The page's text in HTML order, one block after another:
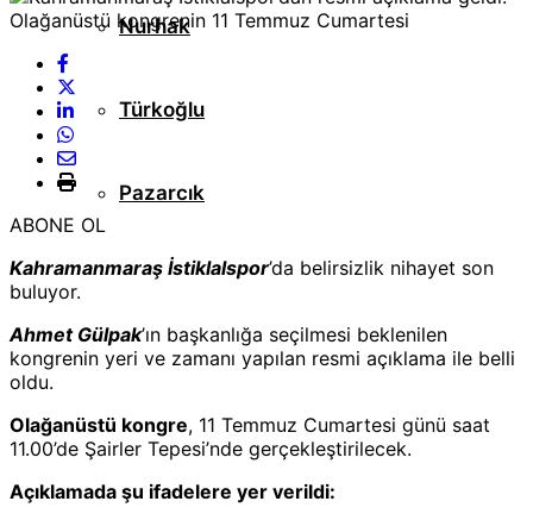
Nurhak
Türkoğlu
Pazarcık
ABONE OL
Kahramanmaraş İstiklalspor’da belirsizlik nihayet son
buluyor.
Ahmet Gülpak’ın başkanlığa seçilmesi beklenilen
kongrenin yeri ve zamanı yapılan resmi açıklama ile belli
oldu.
Olağanüstü kongre, 11 Temmuz Cumartesi günü saat
11.00’de Şairler Tepesi’nde gerçekleştirilecek.
Açıklamada şu ifadelere yer verildi: